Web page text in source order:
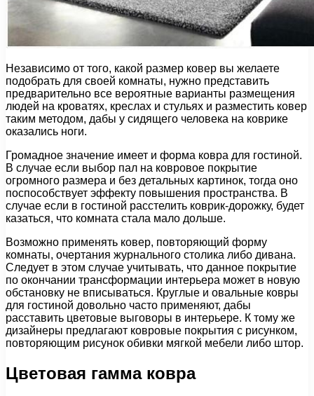
Независимо от того, какой размер ковер вы желаете
подобрать для своей комнаты, нужно представить
предварительно все вероятные варианты размещения
людей на кроватях, креслах и стульях и разместить ковер
таким методом, дабы у сидящего человека на коврике
оказались ноги.
Громадное значение имеет и форма ковра для гостиной.
В случае если выбор пал на ковровое покрытие
огромного размера и без детальных картинок, тогда оно
поспособствует эффекту повышения пространства. В
случае если в гостиной расстелить коврик-дорожку, будет
казаться, что комната стала мало дольше.
Возможно применять ковер, повторяющий форму
комнаты, очертания журнального столика либо дивана.
Следует в этом случае учитывать, что данное покрытие
по окончании трансформации интерьера может в новую
обстановку не вписываться. Круглые и овальные ковры
для гостиной довольно часто применяют, дабы
расставить цветовые выговоры в интерьере. К тому же
дизайнеры предлагают ковровые покрытия с рисунком,
повторяющим рисунок обивки мягкой мебели либо штор.
Цветовая гамма ковра